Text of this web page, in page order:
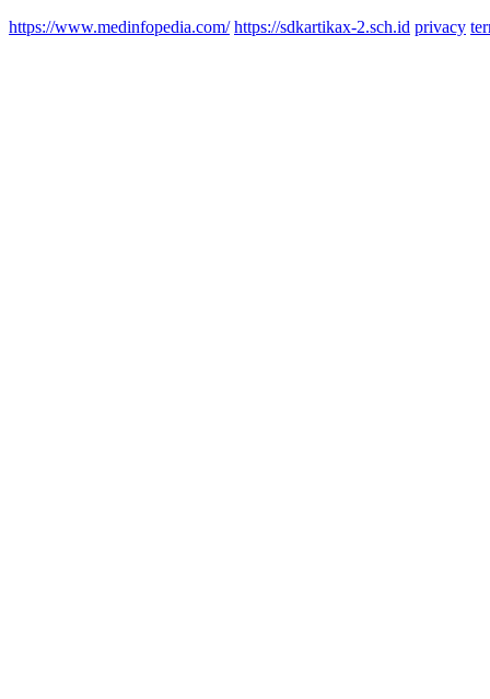
https://www.medinfopedia.com/ https://sdkartikax-2.sch.id privacy